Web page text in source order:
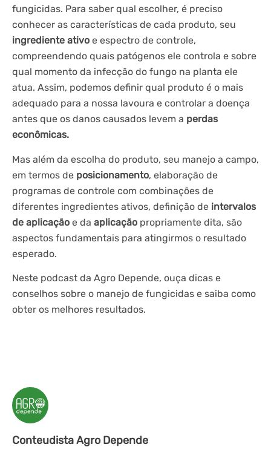
fungicidas. Para saber qual escolher, é preciso
conhecer as características de cada produto, seu
ingrediente ativo e espectro de controle,
compreendendo quais patógenos ele controla e sobre
qual momento da infecção do fungo na planta ele
atua. Assim, podemos definir qual produto é o mais
adequado para a nossa lavoura e controlar a doença
antes que os danos causados levem a perdas
econômicas.
Mas além da escolha do produto, seu manejo a campo,
em termos de posicionamento, elaboração de
programas de controle com combinações de
diferentes ingredientes ativos, definição de intervalos
de aplicação e da aplicação propriamente dita, são
aspectos fundamentais para atingirmos o resultado
esperado.
Neste podcast da Agro Depende, ouça dicas e
conselhos sobre o manejo de fungicidas e saiba como
obter os melhores resultados.
Conteudista Agro Depende